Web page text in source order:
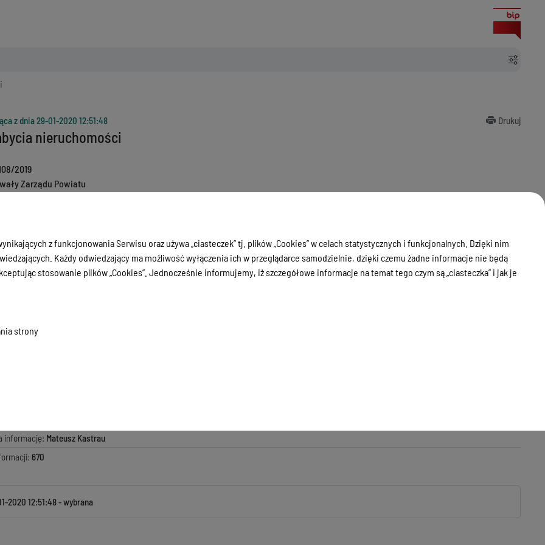
z dnia29-01-2020 12:51:48 Drukuj
nieruchomości
2019
Zarządu Powiatu
informację:
informację: Mateusz Kastrau
670
2020 12:51:48
z funkcjonowania Serwisu oraz używa „ciasteczek” tj. plików „Cookies” w celach statystycznych i funkcjonalnych. Dzięki nim
Każdy odwiedzający ma możliwość wyłączenia ich w przeglądarce samodzielnie, dzięki czemu żadne informacje nie będą
stosowanie plików „Cookies”. Jednocześnie informujemy, iż szczegółowe informacje na temat tego czym są „ciasteczka” i jak je
strony